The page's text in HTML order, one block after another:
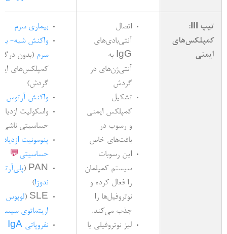
تیپ III:
کمپلکس‌های
ایمنی
اتصال
آنتی‌بادی‌های
IgG به
آنتی‌ژن‌های در
گردش
تشکیل
کمپلکس ایمنی
و رسوب در
بافت‌های خاص
این رسوبات
سیستم کمپلمان
را فعال کرده و
نوتروفیل‌ها را
جذب می‌کند.
لیز نوتروفیلی یا
بیماری سرم
واکنش شبه-
سرم (بدون
کمپلکس‌های
گردش)
واکنش آرتوس
واسکولیت ازدیاد
حساسیتی ناشی
پنومونیت ازدیاد
حساسیتی💬
PAN (
ندوزا)
SLE (
لوپوس
اریتماتوی
نفروپاتی IgA